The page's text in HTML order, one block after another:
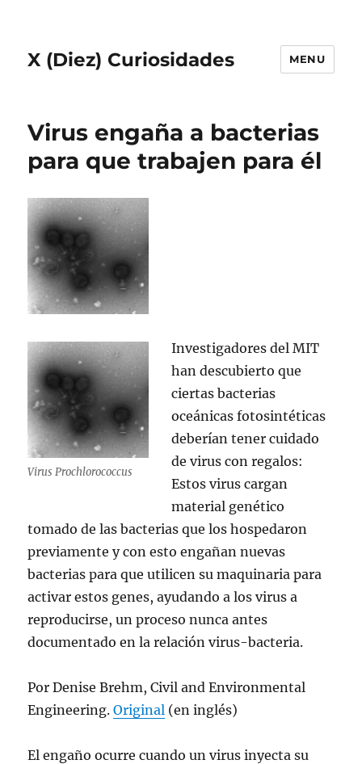
X (Diez) Curiosidades MENU
Virus engaña a bacterias
para que trabajen para él
Virus Prochlorococcus
Investigadores del MIT
han descubierto que
ciertas bacterias
oceánicas fotosintéticas
deberían tener cuidado
de virus con regalos:
Estos virus cargan
material genético
tomado de las bacterias que los hospedaron
previamente y con esto engañan nuevas
bacterias para que utilicen su maquinaria para
activar estos genes, ayudando a los virus a
reproducirse, un proceso nunca antes
documentado en la relación virus-bacteria.
Por Denise Brehm, Civil and Environmental
Engineering.Original (en inglés)
El engaño ocurre cuando un virus inyecta su